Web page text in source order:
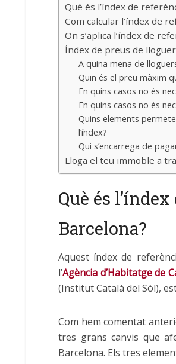
Què és l’índex de
Com calcular l’índex de
On s’aplica l’índex de
Índex de preus de
A quina mena de
Quin és el preu màxim
En quins casos no és
En quins casos no és
Quins elements
l’índex?
Qui s’encarrega de
Lloga el teu immoble a
Què és
Barcelona?
Aquest índex de
l’Agència d’Habitatge de
(Institut Català del Sòl),
Com hem comentat
tres grans canvis que
Barcelona. Els tres